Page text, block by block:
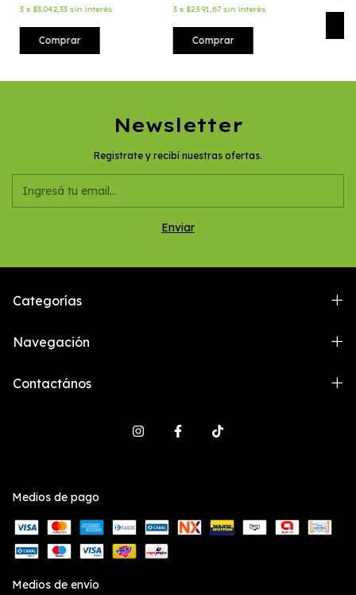
3 x$3.042,33 sin interés
3 x$2.591,67 sin interés
Newsletter
Registrate y recibí nuestras ofertas.
Categorías
Navegación
Contactános
Medios de pago
Medios de envío